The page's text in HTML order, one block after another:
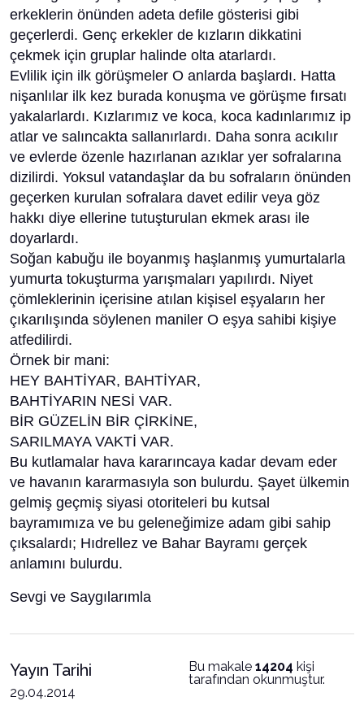
erkeklerin önünden adeta defile gösterisi gibi
geçerlerdi. Genç erkekler de kızların dikkatini
çekmek için gruplar halinde olta atarlardı.
Evlilik için ilk görüşmeler O anlarda başlardı. Hatta
nişanlılar ilk kez burada konuşma ve görüşme fırsatı
yakalarlardı. Kızlarımız ve koca, koca kadınlarımız ip
atlar ve salıncakta sallanırlardı. Daha sonra acıkılır
ve evlerde özenle hazırlanan azıklar yer sofralarına
dizilirdi. Yoksul vatandaşlar da bu sofraların önünden
geçerken kurulan sofralara davet edilir veya göz
hakkı diye ellerine tutuşturulan ekmek arası ile
doyarlardı.
Soğan kabuğu ile boyanmış haşlanmış yumurtalarla
yumurta tokuşturma yarışmaları yapılırdı. Niyet
çömleklerinin içerisine atılan kişisel eşyaların her
çıkarılışında söylenen maniler O eşya sahibi kişiye
atfedilirdi.
Örnek bir mani:
HEY BAHTİYAR, BAHTİYAR,
BAHTİYARIN NESİ VAR.
BİR GÜZELİN BİR ÇİRKİNE,
SARILMAYA VAKTİ VAR.
Bu kutlamalar hava kararıncaya kadar devam eder
ve havanın kararmasıyla son bulurdu. Şayet ülkemin
gelmiş geçmiş siyasi otoriteleri bu kutsal
bayramımıza ve bu geleneğimize adam gibi sahip
çıksalardı; Hıdrellez ve Bahar Bayramı gerçek
anlamını bulurdu.
Sevgi ve Saygılarımla
Yayın Tarihi
29.04.2014
Bu makale 14204 kişi
tarafından okunmuştur.